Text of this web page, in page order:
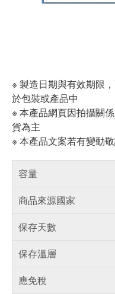
※ 製造日期與有效期限
於包裝或產品中
※ 本產品網頁因拍攝關
貨為主
※ 本產品文案若有變動
容量
商品來源國家
保存天數
保存溫層
應免稅